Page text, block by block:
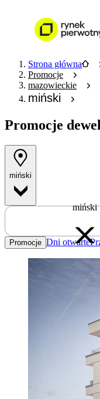
Strona główna
Promocje
mazowieckie
miński
Promocje
miński
miński
Promocje Dni otwarte